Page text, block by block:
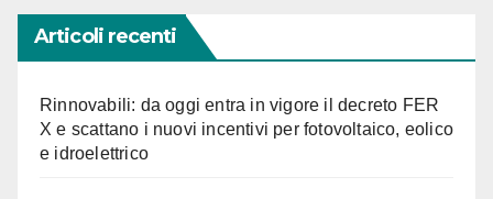
Articoli recenti
Rinnovabili: da oggi entra in vigore il decreto FER
X e scattano i nuovi incentivi per fotovoltaico, eolico
e idroelettrico